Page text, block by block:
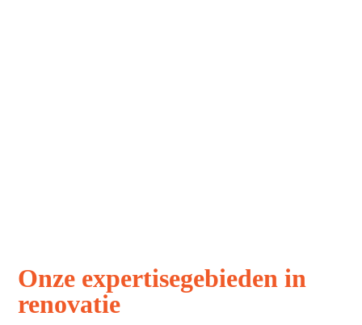
Onze expertisegebieden in
renovatie